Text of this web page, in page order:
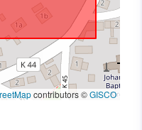
contributors ©GISCO